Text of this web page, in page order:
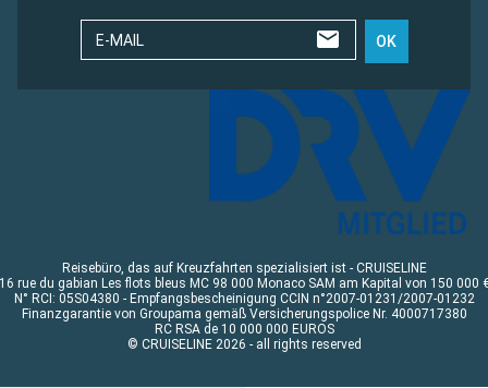
E-MAIL OK
Reisebüro, das auf Kreuzfahrten spezialisiert ist - CRUISELINE
rue du gabian Les flots bleus MC 98 000 Monaco SAM am Kapital von 150 000
N° RCI: 05S04380 - Empfangsbescheinigung CCIN n°2007-01231/2007-01232
Finanzgarantie von Groupama gemäß Versicherungspolice Nr. 4000717380
RC RSA de 10 000 000 EUROS
© CRUISELINE 2026 - all rights reserved